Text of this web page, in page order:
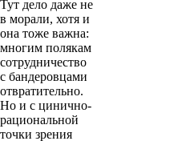
Тут дело даже не
в морали, хотя и
она тоже важна:
многим полякам
сотрудничество
с бандеровцами
отвратительно.
Но и с цинично-
рациональной
точки зрения